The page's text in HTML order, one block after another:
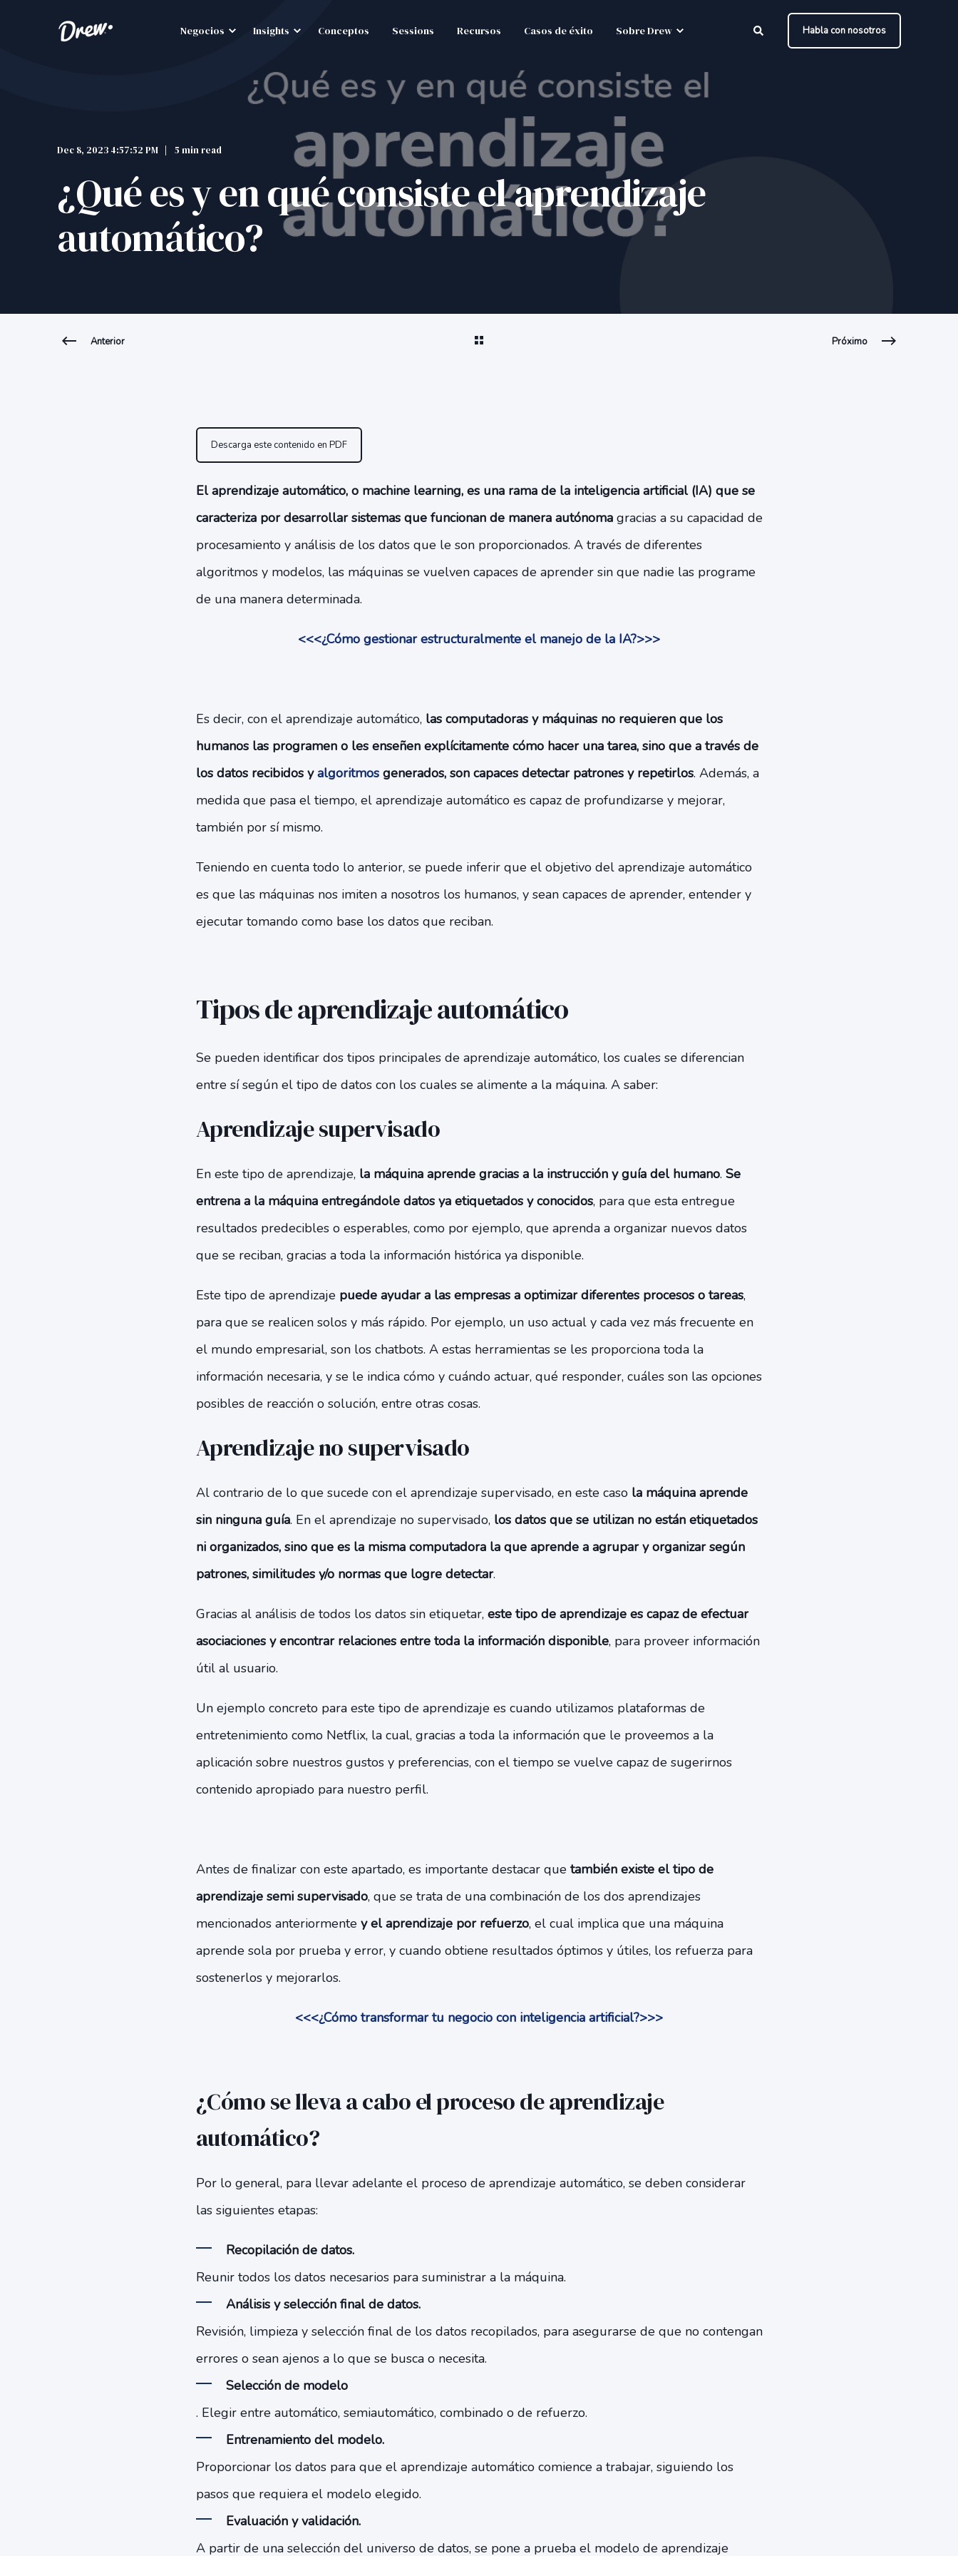
Negocios Insights Conceptos Sessions Recursos Casos de éxito Sobre Drew Habla con nosotros
Dec 8, 2023 4:57:52 PM 5 min read
¿Qué es y en qué consiste el aprendizaje
automático?
Anterior Próximo
Descarga este contenido en PDF
El aprendizaje automático, o machine learning, es una rama de la inteligencia artificial (IA) que se
caracteriza por desarrollar sistemas que funcionan de manera autónomagracias a su capacidad de
procesamiento y análisis de los datos que le son proporcionados. A través de diferentes
algoritmos y modelos, las máquinas se vuelven capaces de aprender sin que nadie las programe
de una manera determinada.
<<<¿Cómo gestionar estructuralmente el manejo de la IA?>>>
Es decir, con el aprendizaje automático, las computadoras y máquinas no requieren que los
humanos las programen o les enseñen explícitamente cómo hacer una tarea, sino que a través de
los datos recibidos yalgoritmosgenerados, son capaces detectar patrones y repetirlos. Además, a
medida que pasa el tiempo, el aprendizaje automático es capaz de profundizarse y mejorar,
también por sí mismo.
Teniendo en cuenta todo lo anterior, se puede inferir que el objetivo del aprendizaje automático
es que las máquinas nos imiten a nosotros los humanos, y sean capaces de aprender, entender y
ejecutar tomando como base los datos que reciban.
Tipos de aprendizaje automático
Se pueden identificar dos tipos principales de aprendizaje automático, los cuales se diferencian
entre sí según el tipo de datos con los cuales se alimente a la máquina. A saber:
Aprendizaje supervisado
En este tipo de aprendizaje, la máquina aprende gracias a la instrucción y guía del humano. Se
entrena a la máquina entregándole datos ya etiquetados y conocidos, para que esta entregue
resultados predecibles o esperables, como por ejemplo, que aprenda a organizar nuevos datos
que se reciban, gracias a toda la información histórica ya disponible.
Este tipo de aprendizaje puede ayudar a las empresas a optimizar diferentes procesos o tareas,
para que se realicen solos y más rápido. Por ejemplo, un uso actual y cada vez más frecuente en
el mundo empresarial, son los chatbots. A estas herramientas se les proporciona toda la
información necesaria, y se le indica cómo y cuándo actuar, qué responder, cuáles son las opciones
posibles de reacción o solución, entre otras cosas.
Aprendizaje no supervisado
Al contrario de lo que sucede con el aprendizaje supervisado, en este caso la máquina aprende
sin ninguna guía. En el aprendizaje no supervisado, los datos que se utilizan no están etiquetados
ni organizados, sino que es la misma computadora la que aprende a agrupar y organizar según
patrones, similitudes y/o normas que logre detectar.
Gracias al análisis de todos los datos sin etiquetar, este tipo de aprendizaje es capaz de efectuar
asociaciones y encontrar relaciones entre toda la información disponible, para proveer información
útil al usuario.
Un ejemplo concreto para este tipo de aprendizaje es cuando utilizamos plataformas de
entretenimiento como Netflix, la cual, gracias a toda la información que le proveemos a la
aplicación sobre nuestros gustos y preferencias, con el tiempo se vuelve capaz de sugerirnos
contenido apropiado para nuestro perfil.
Antes de finalizar con este apartado, es importante destacar que también existe el tipo de
aprendizaje semi supervisado, que se trata de una combinación de los dos aprendizajes
mencionados anteriormente y el aprendizaje por refuerzo, el cual implica que una máquina
aprende sola por prueba y error, y cuando obtiene resultados óptimos y útiles, los refuerza para
sostenerlos y mejorarlos.
<<<¿Cómo transformar tu negocio con inteligencia artificial?>>>
¿Cómo se lleva a cabo el proceso de aprendizaje
automático?
Por lo general, para llevar adelante el proceso de aprendizaje automático, se deben considerar
las siguientes etapas:
Recopilación de datos.
Reunir todos los datos necesarios para suministrar a la máquina.
Análisis y selección final de datos.
Revisión, limpieza y selección final de los datos recopilados, para asegurarse de que no contengan
errores o sean ajenos a lo que se busca o necesita.
Selección de modelo
. Elegir entre automático, semiautomático, combinado o de refuerzo.
Entrenamiento del modelo.
Proporcionar los datos para que el aprendizaje automático comience a trabajar, siguiendo los
pasos que requiera el modelo elegido.
Evaluación y validación.
A partir de una selección del universo de datos, se pone a prueba el modelo de aprendizaje